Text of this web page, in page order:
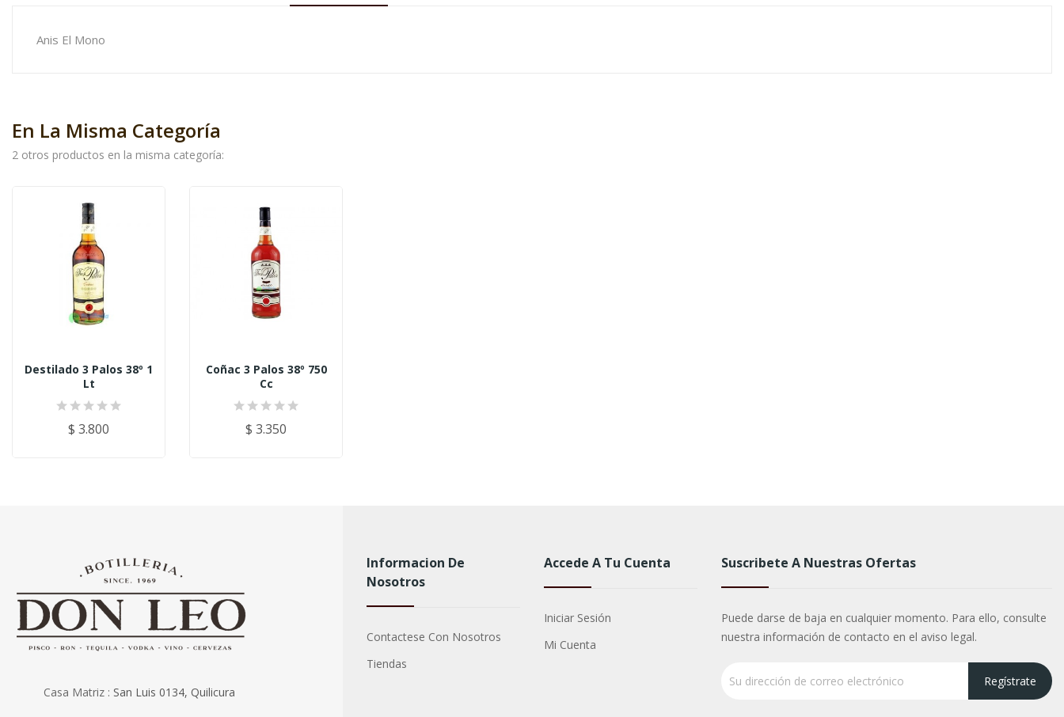
Anis El Mono
En La Misma Categoría
2 otros productos en la misma categoría:
Destilado 3 Palos 38º 1
Lt
$ 3.800
Coñac 3 Palos 38º 750
Cc
$ 3.350
Casa Matriz : San Luis 0134, Quilicura
Informacion De
Nosotros
Contactese Con Nosotros
Tiendas
Accede A Tu Cuenta
Iniciar Sesión
Mi Cuenta
Suscribete A Nuestras Ofertas
Puede darse de baja en cualquier momento. Para ello, consulte
nuestra información de contacto en el aviso legal.